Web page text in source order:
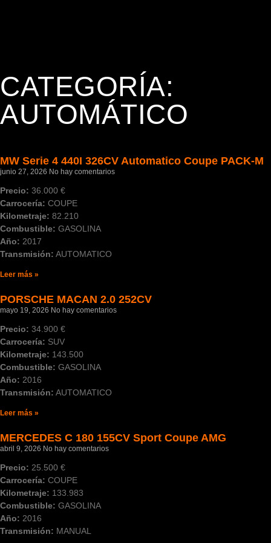
CATEGORÍA:
AUTOMÁTICO
MW Serie 4 440I 326CV Automatico Coupe PACK-M
junio 27, 2026 No hay comentarios
Precio: 36.000 €
Carrocería: COUPE
Kilometraje: 82.210
Combustible: GASOLINA
Año: 2017
Transmisión: AUTOMATICO
Leer más »
PORSCHE MACAN 2.0 252CV
mayo 19, 2026 No hay comentarios
Precio: 34.900 €
Carrocería: SUV
Kilometraje: 143.500
Combustible: GASOLINA
Año: 2016
Transmisión: AUTOMATICO
Leer más »
MERCEDES C 180 155CV Sport Coupe AMG
abril 9, 2026 No hay comentarios
Precio: 25.500 €
Carrocería: COUPE
Kilometraje: 133.983
Combustible: GASOLINA
Año: 2016
Transmisión: MANUAL